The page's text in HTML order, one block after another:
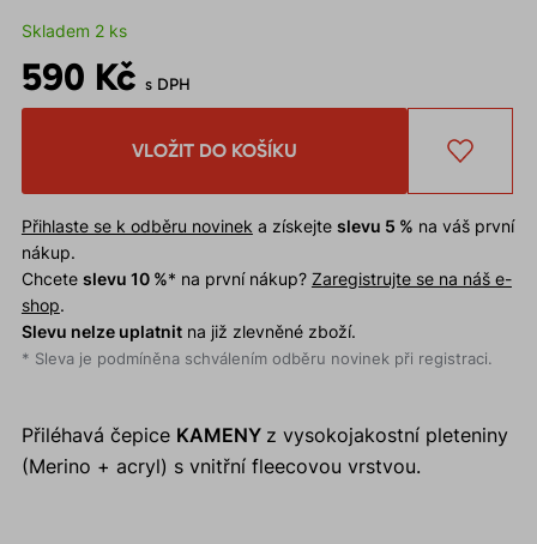
Skladem 2 ks
590 Kč s DPH
VLOŽIT DO KOŠÍKU
Přihlaste se k odběru novinek a získejte slevu 5 % na váš první
nákup.
Chcete slevu 10 %* na první nákup? Zaregistrujte se na náš e-
shop.
Slevu nelze uplatnitna již zlevněné zboží.
* Sleva je podmíněna schválením odběru novinek při registraci.
Přiléhavá čepice KAMENY z vysokojakostní pleteniny
(Merino + acryl) s vnitřní fleecovou vrstvou.